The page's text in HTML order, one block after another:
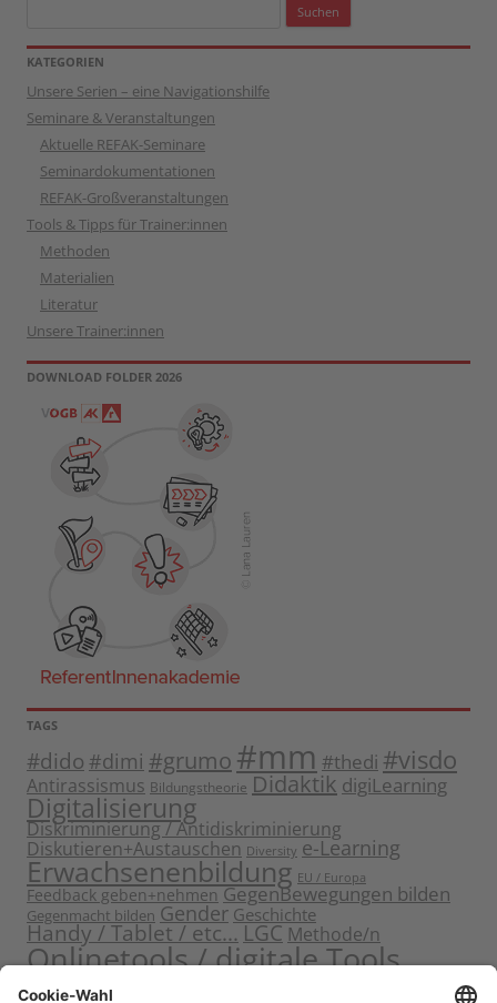
KATEGORIEN
Unsere Serien – eine Navigationshilfe
Seminare & Veranstaltungen
Aktuelle REFAK-Seminare
Seminardokumentationen
REFAK-Großveranstaltungen
Tools & Tipps für Trainer:innen
Methoden
Materialien
Literatur
Unsere Trainer:innen
DOWNLOAD FOLDER 2026
TAGS
#dido #dimi #grumo #mm #thedi #visdo
Antirassismus Bildungstheorie Didaktik digiLearning
Digitalisierung
Diskriminierung / Antidiskriminierung
Diskutieren+Austauschen Diversity e-Learning
Erwachsenenbildung EU / Europa
Feedback geben+nehmen GegenBewegungen bilden
Gegenmacht bilden Gender Geschichte
Handy / Tablet / etc...LGC Methode/n
Onlinetools / digitale Tools
Politische Bildung